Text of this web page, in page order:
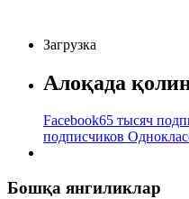
Загрузка
Алоқада
Facebook65 тысяч
подписчиков
Бошқа янгиликлар